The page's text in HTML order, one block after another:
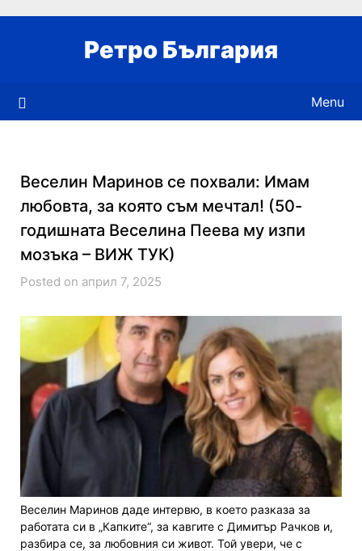
Ретро България
Menu
Веселин Маринов се похвали: Имам
любовта, за която съм мечтал! (50-
годишната Веселина Пеева му изпи
мозъка – ВИЖ ТУК)
Posted on април 7, 2025
Веселин Маринов даде интервю, в което разказа за
работата си в „Капките“, за кавгите с Димитър Рачков и,
разбира се, за любовния си живот. Той увери, че с